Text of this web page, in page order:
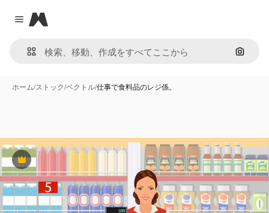
Close menu
Magnific
画像で
ホーム/ストック/ベクトル/仕事で食料品のレジ係。
Premium